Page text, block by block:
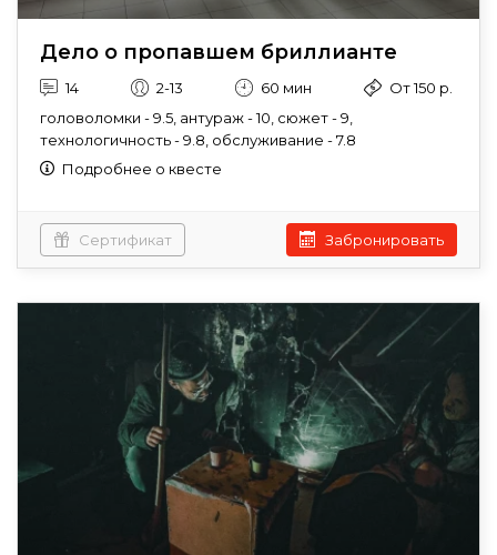
Дело о пропавшем бриллианте
14 2-13 60 мин
От 150 р.
головоломки - 9.5, антураж - 10, сюжет - 9,
технологичность - 9.8, обслуживание - 7.8
Подробнее о квесте
Сертификат Забронировать